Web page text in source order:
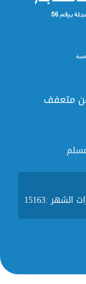
عن متعفف
الشهر :15163